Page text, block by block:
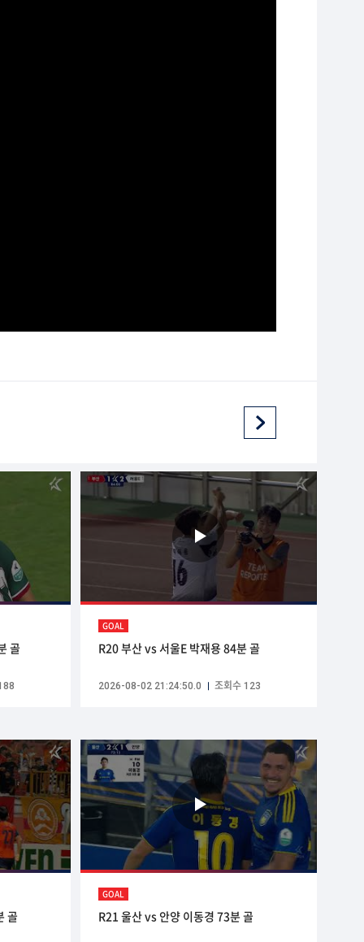
골
GOAL
R20 부산 vs 서울E 박재용 84분 골
2026-08-02 21:24:50.0 조회수 123
골
GOAL
R21 울산 vs 안양 이동경 73분 골